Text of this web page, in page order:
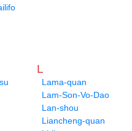
L
Lama-quan
Lam-Son-Vo-Dao
Lan-shou
Liancheng-quan